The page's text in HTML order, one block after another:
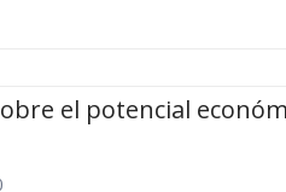
el potencial